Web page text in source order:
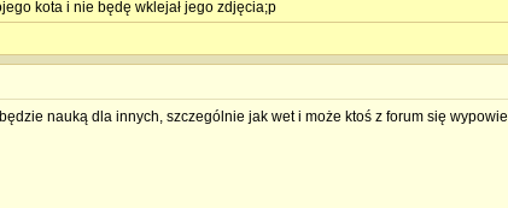
kota i nie będę wklejał jego zdjęcia;p
nauką dla innych, szczególnie jak wet i może ktoś z forum się wypowie